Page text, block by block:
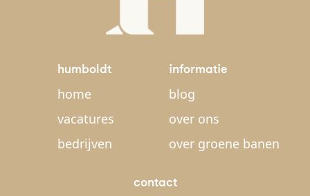
humboldt
home
vacatures
bedrijven
informatie
blog
over ons
over groene banen
contact